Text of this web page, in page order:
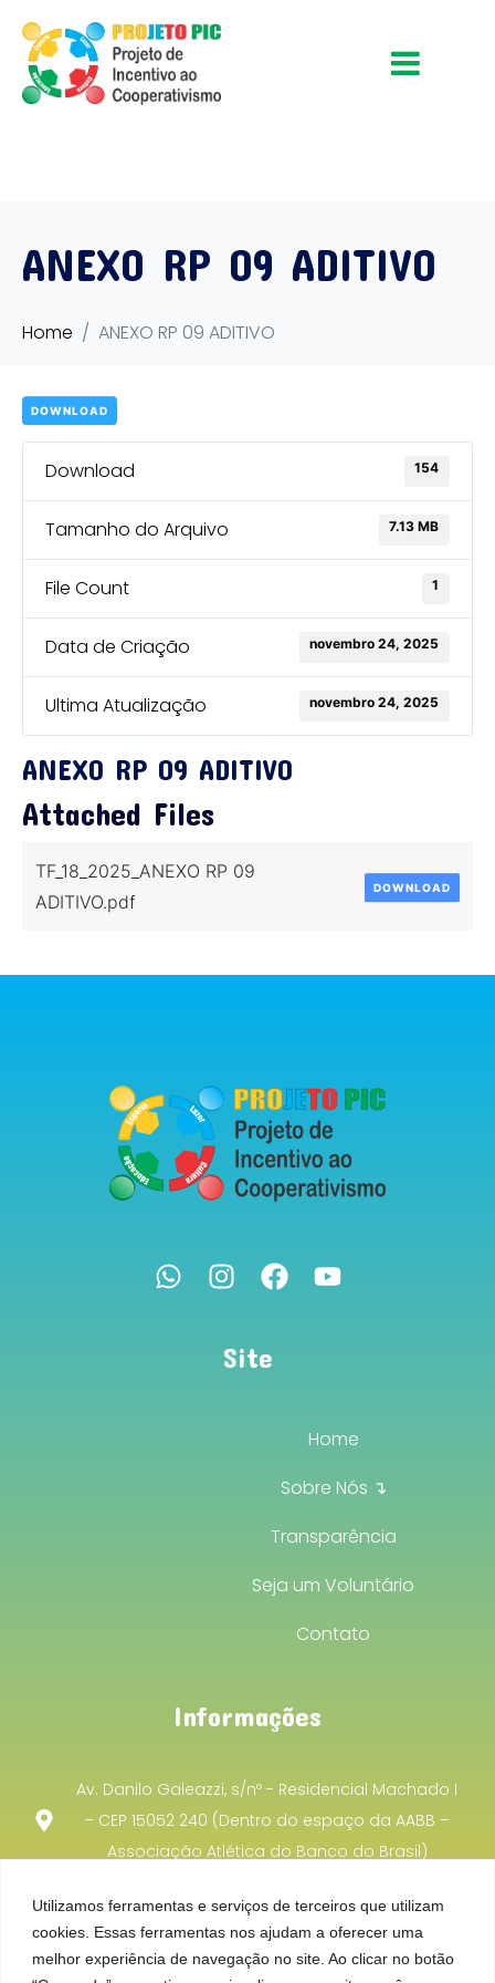
Utilizamos ferramentas e serviços de terceiros que utilizam
cookies. Essas ferramentas nos ajudam a oferecer uma
melhor experiência de navegação no site. Ao clicar no botão
ANEXO RP 09 ADITIVO
Home ANEXO RP 09 ADITIVO
DOWNLOAD
Download 154
Tamanho do Arquivo 7.13 MB
File Count 1
Data de Criação novembro 24, 2025
Ultima Atualização novembro 24, 2025
ANEXO RP 09 ADITIVO
Attached Files
TF_18_2025_ANEXO RP 09
ADITIVO.pdf
DOWNLOAD
Site
Home
Sobre Nós ↴
Transparência
Seja um Voluntário
Contato
Informações
Av. Danilo Galeazzi, s/nº - Residencial Machado I
– CEP 15052 240 (Dentro do espaço da AABB –
Associação Atlética do Banco do Brasil)
(17) 99701 - 8740